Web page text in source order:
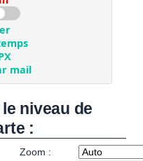
niveau de
:
Zoom :